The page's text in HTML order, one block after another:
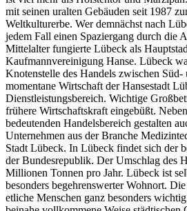
mit seinen uralten Gebäuden seit 1987
Weltkulturerbe. Wer demnächst nach
jedem Fall einen Spaziergang durch die
Mittelalter fungierte Lübeck als
Kaufmannvereinigung Hanse. Lübeck
Knotenstelle des Handels zwischen
momentane Wirtschaft der Hansestadt
Dienstleistungsbereich. Wichtige
frühere Wirtschaftskraft eingebüßt.
bedeutenden Handelsbereich gestalten
Unternehmen aus der Branche
Stadt Lübeck. In Lübeck findet sich der
der Bundesrepublik. Der Umschlag des
Millionen Tonnen pro Jahr. Lübeck ist
besonders begehrenswerter Wohnort.
etliche Menschen ganz besonders